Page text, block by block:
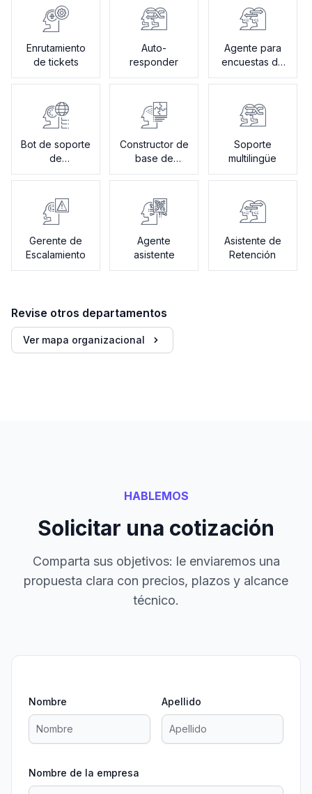
Enrutamiento
de tickets
Auto-
responder
Agente para
encuestas de
satisfacción
Bot de soporte
de
incorporación
Constructor de
base de
conocimiento
Soporte
multilingüe
Gerente de
Escalamiento
Agente
asistente
Asistente de
Retención
Revise otros departamentos
Ver mapa organizacional
HABLEMOS
Solicitar una cotización
Comparta sus objetivos: le enviaremos una
propuesta clara con precios, plazos y alcance
técnico.
Nombre Apellido
Nombre de la empresa